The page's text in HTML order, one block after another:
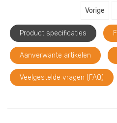
Vorige
Product specificaties
Aanverwante artikelen
Veelgestelde vragen (FAQ)